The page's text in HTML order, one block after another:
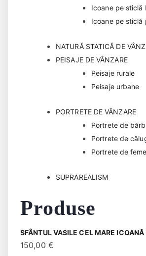
Icoane pe sticlă
Icoane pe sticlă
NATURĂ STATICĂ DE
PEISAJE DE VÂNZARE
Peisaje rurale
Peisaje urbane
PORTRETE DE VÂNZARE
Portrete de
Portrete de
Portrete de
SUPRAREALISM
Produse
SFÂNTUL VASILE CEL MARE
150,00 €